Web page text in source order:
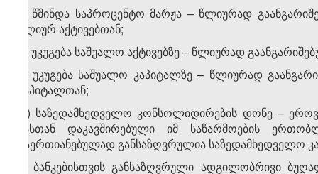
ს) წმინდა საპროცენტო მარჟა – წლიურად
წლიურ აქტივებთან;
ტ) უკუგება საშუალო აქტივებზე – წლიურად
უ) უკუგება საშუალო კაპიტალზე – წლიურად
კაპიტალთან;
ფ) საზედამხედველო კონსოლიდირების დონე –
მასთან დაკავშირებული იმ საწარმოების
გაერთიანებულად განსაზღვრულია საზედამხედველო
ქ) ბანკებისთვის განსაზღვრული ადგილობრივი